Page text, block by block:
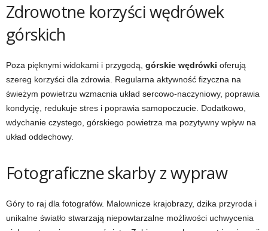
Zdrowotne korzyści wędrówek
górskich
Poza pięknymi widokami i przygodą, górskie wędrówki oferują
szereg korzyści dla zdrowia. Regularna aktywność fizyczna na
świeżym powietrzu wzmacnia układ sercowo-naczyniowy, poprawia
kondycję, redukuje stres i poprawia samopoczucie. Dodatkowo,
wdychanie czystego, górskiego powietrza ma pozytywny wpływ na
układ oddechowy.
Fotograficzne skarby z wypraw
Góry to raj dla fotografów. Malownicze krajobrazy, dzika przyroda i
unikalne światło stwarzają niepowtarzalne możliwości uchwycenia